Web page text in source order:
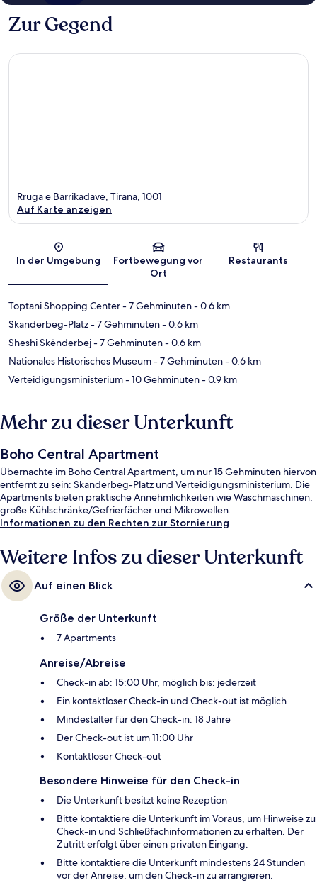
Zur Gegend
Karte
Rruga e Barrikadave, Tirana, 1001
Auf Karte anzeigen
In der Umgebung
Fortbewegung vor
Ort
Restaurants
Toptani Shopping Center- 7 Gehminuten- 0.6 km
Skanderbeg-Platz- 7 Gehminuten- 0.6 km
Sheshi Skënderbej- 7 Gehminuten- 0.6 km
Nationales Historisches Museum- 7 Gehminuten- 0.6 km
Verteidigungsministerium- 10 Gehminuten- 0.9 km
Mehr zu dieser Unterkunft
Boho Central Apartment
Übernachte im Boho Central Apartment, um nur 15 Gehminuten hiervon
entfernt zu sein: Skanderbeg-Platz und Verteidigungsministerium. Die
Apartments bieten praktische Annehmlichkeiten wie Waschmaschinen,
große Kühlschränke/Gefrierfächer und Mikrowellen.
Informationen zu den Rechten zur Stornierung
Weitere Infos zu dieser Unterkunft
Auf einen Blick
Größe der Unterkunft
7 Apartments
Anreise/Abreise
Check-in ab: 15:00 Uhr, möglich bis: jederzeit
Ein kontaktloser Check-in und Check-out ist möglich
Mindestalter für den Check-in: 18 Jahre
Der Check-out ist um 11:00 Uhr
Kontaktloser Check-out
Besondere Hinweise für den Check-in
Die Unterkunft besitzt keine Rezeption
Bitte kontaktiere die Unterkunft im Voraus, um Hinweise zu
Check-in und Schließfachinformationen zu erhalten. Der
Zutritt erfolgt über einen privaten Eingang.
Bitte kontaktiere die Unterkunft mindestens 24 Stunden
vor der Anreise, um den Check-in zu arrangieren.